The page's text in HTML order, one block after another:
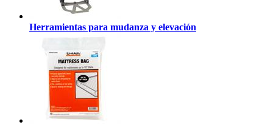
Herramientas para mudanza y elevación